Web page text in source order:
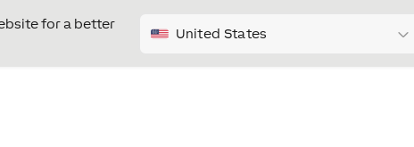
for a better
United States